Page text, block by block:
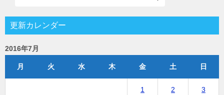
更新カレンダー
2016年7月
月 火 水 木 金 土 日
1 2 3